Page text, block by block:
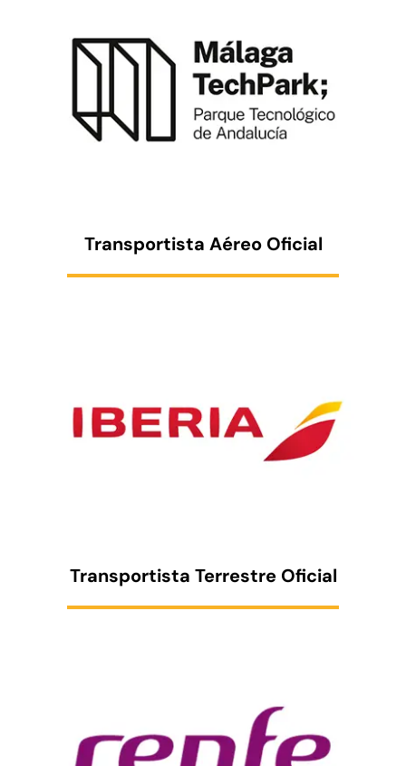
Transportista Aéreo Oficial
Transportista Terrestre Oficial